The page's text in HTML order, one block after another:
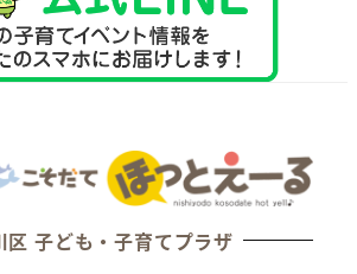
区 子ども・子育てプラザ